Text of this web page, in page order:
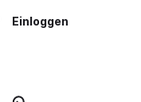
Einloggen